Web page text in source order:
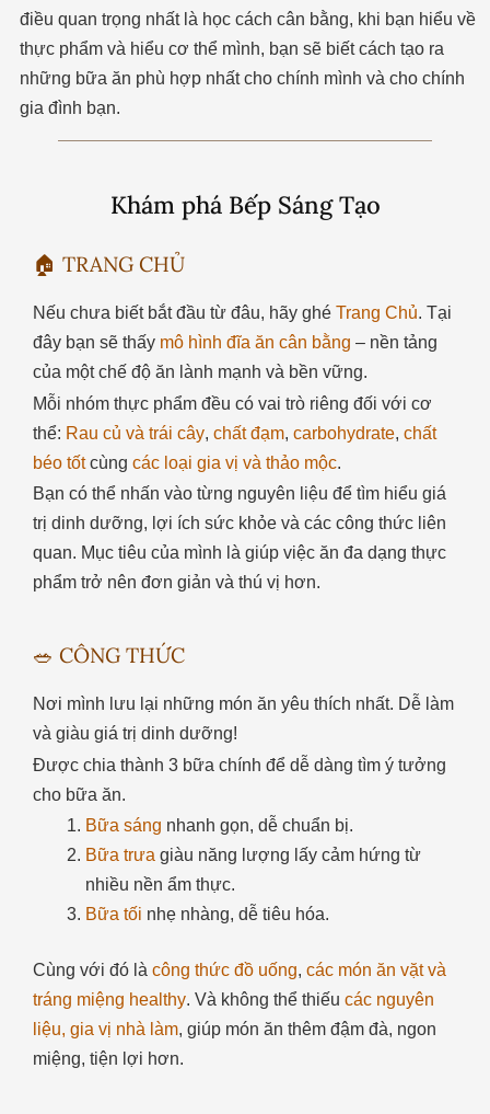
điều quan trọng nhất là học cách cân bằng, khi bạn hiểu về
thực phẩm và hiểu cơ thể mình, bạn sẽ biết cách tạo ra
những bữa ăn phù hợp nhất cho chính mình và cho chính
gia đình bạn.
Khám phá Bếp Sáng Tạo
🏠 TRANG CHỦ
Nếu chưa biết bắt đầu từ đâu, hãy ghé Trang Chủ. Tại
đây bạn sẽ thấy mô hình đĩa ăn cân bằng – nền tảng
của một chế độ ăn lành mạnh và bền vững.
Mỗi nhóm thực phẩm đều có vai trò riêng đối với cơ
thể: Rau củ và trái cây, chất đạm, carbohydrate, chất
béo tốtcùng các loại gia vị và thảo mộc.
Bạn có thể nhấn vào từng nguyên liệu để tìm hiểu giá
trị dinh dưỡng, lợi ích sức khỏe và các công thức liên
quan. Mục tiêu của mình là giúp việc ăn đa dạng thực
phẩm trở nên đơn giản và thú vị hơn.
🥗 CÔNG THỨC
Nơi mình lưu lại những món ăn yêu thích nhất. Dễ làm
và giàu giá trị dinh dưỡng!
Được chia thành 3 bữa chính để dễ dàng tìm ý tưởng
cho bữa ăn.
Bữa sáng nhanh gọn, dễ chuẩn bị.
Bữa trưa giàu năng lượng lấy cảm hứng từ
nhiều nền ẩm thực.
Bữa tối nhẹ nhàng, dễ tiêu hóa.
Cùng với đó là công thức đồ uống, các món ăn vặt và
tráng miệng healthy. Và không thể thiếu các nguyên
liệu, gia vị nhà làm, giúp món ăn thêm đậm đà, ngon
miệng, tiện lợi hơn.